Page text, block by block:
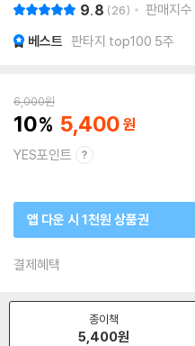
9.8 26 판매지수
베스트 판타지 top100 5주
6,000원
10 5,400
YES포인트
앱 다운 시 1천원 상품권
결제혜택
종이책
5,400원